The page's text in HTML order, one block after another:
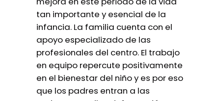
tan importante y esencial de la
infancia. La familia cuenta con el
apoyo especializado de las
profesionales del centro. El trabajo
en equipo repercute positivamente
en el bienestar del niño y es por eso
que los padres entran a las